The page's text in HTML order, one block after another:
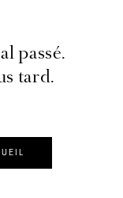
passé.
tard.